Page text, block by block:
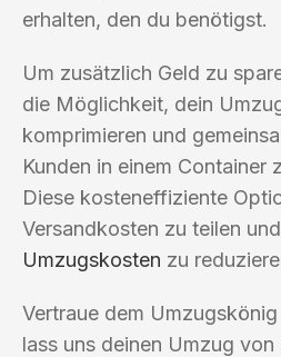
erhalten, den du benötigst.
Um zusätzlich Geld zu
die Möglichkeit, dein
komprimieren und
Kunden in einem Container
Diese kosteneffiziente
Versandkosten zu teilen
Umzugskosten zu
Vertraue dem
lass uns deinen Umzug